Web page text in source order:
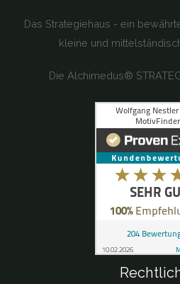
Das Strategiehaus - ein
kleine und
Die Alchimedus®